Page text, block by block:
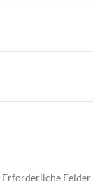
Erforderliche Felder